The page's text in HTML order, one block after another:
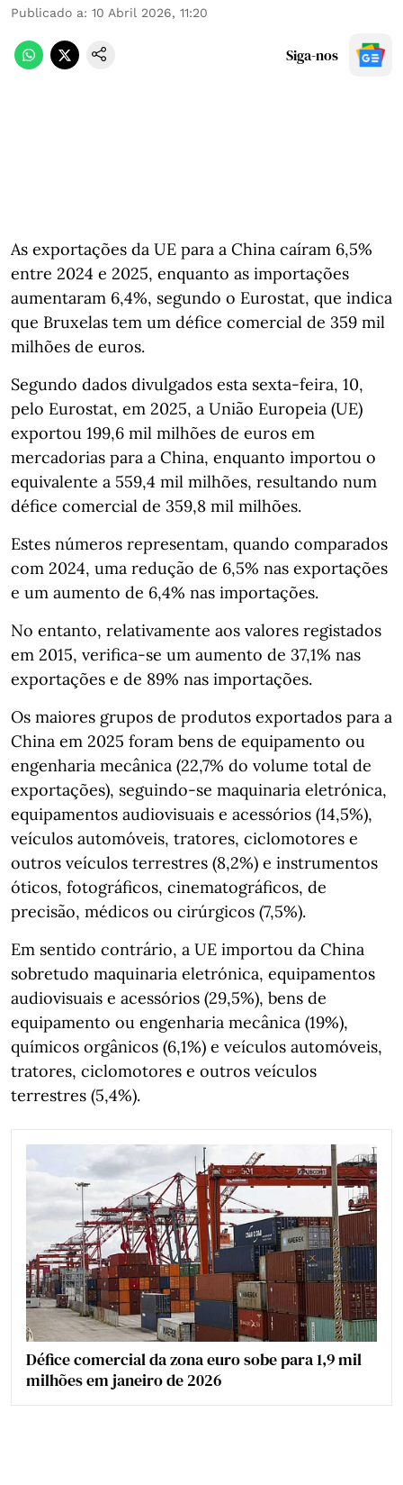
Publicado a: 10 Abril 2026, 11:20
Siga-nos
As exportações da UE para a China caíram 6,5%
entre 2024 e 2025, enquanto as importações
aumentaram 6,4%, segundo o Eurostat, que indica
que Bruxelas tem um défice comercial de 359 mil
milhões de euros.
Segundo dados divulgados esta sexta-feira, 10,
pelo Eurostat, em 2025, a União Europeia (UE)
exportou 199,6 mil milhões de euros em
mercadorias para a China, enquanto importou o
equivalente a 559,4 mil milhões, resultando num
défice comercial de 359,8 mil milhões.
Estes números representam, quando comparados
com 2024, uma redução de 6,5% nas exportações
e um aumento de 6,4% nas importações.
No entanto, relativamente aos valores registados
em 2015, verifica-se um aumento de 37,1% nas
exportações e de 89% nas importações.
Os maiores grupos de produtos exportados para a
China em 2025 foram bens de equipamento ou
engenharia mecânica (22,7% do volume total de
exportações), seguindo-se maquinaria eletrónica,
equipamentos audiovisuais e acessórios (14,5%),
veículos automóveis, tratores, ciclomotores e
outros veículos terrestres (8,2%) e instrumentos
óticos, fotográficos, cinematográficos, de
precisão, médicos ou cirúrgicos (7,5%).
Em sentido contrário, a UE importou da China
sobretudo maquinaria eletrónica, equipamentos
audiovisuais e acessórios (29,5%), bens de
equipamento ou engenharia mecânica (19%),
químicos orgânicos (6,1%) e veículos automóveis,
tratores, ciclomotores e outros veículos
terrestres (5,4%).
Défice comercial da zona euro sobe para 1,9 mil
milhões em janeiro de 2026